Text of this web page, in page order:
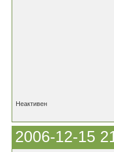
Неактивен
2006-12-15